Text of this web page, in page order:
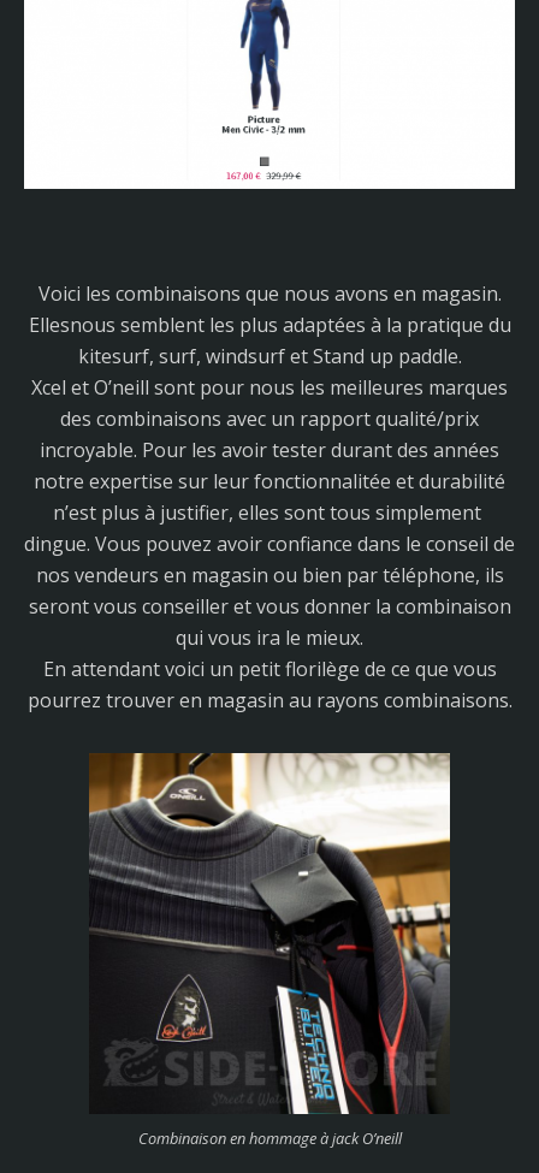
Voici les combinaisons que nous avons en magasin.
Ellesnous semblent les plus adaptées à la pratique du
kitesurf, surf, windsurf et Stand up paddle.
Xcel et O’neill sont pour nous les meilleures marques
des combinaisons avec un rapport qualité/prix
incroyable. Pour les avoir tester durant des années
notre expertise sur leur fonctionnalitée et durabilité
n’est plus à justifier, elles sont tous simplement
dingue. Vous pouvez avoir confiance dans le conseil de
nos vendeurs en magasin ou bien par téléphone, ils
seront vous conseiller et vous donner la combinaison
qui vous ira le mieux.
En attendant voici un petit florilège de ce que vous
pourrez trouver en magasin au rayons combinaisons.
Combinaison en hommage à jack O’neill